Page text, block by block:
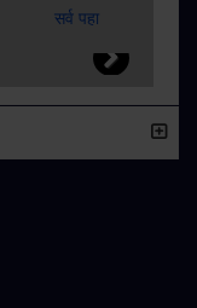
सर्व पहा